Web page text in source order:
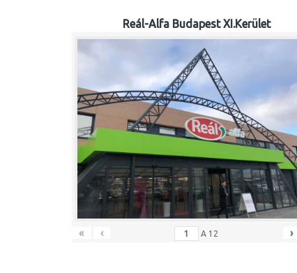
Reál-Alfa Budapest XI.Kerület
« ‹ A 12 ›